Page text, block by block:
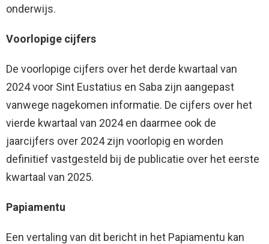
onderwijs.
Voorlopige cijfers
De voorlopige cijfers over het derde kwartaal van
2024 voor Sint Eustatius en Saba zijn aangepast
vanwege nagekomen informatie. De cijfers over het
vierde kwartaal van 2024 en daarmee ook de
jaarcijfers over 2024 zijn voorlopig en worden
definitief vastgesteld bij de publicatie over het eerste
kwartaal van 2025.
Papiamentu
Een vertaling van dit bericht in het Papiamentu kan